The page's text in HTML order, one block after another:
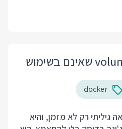
docker
רק לא מזמן, והיא